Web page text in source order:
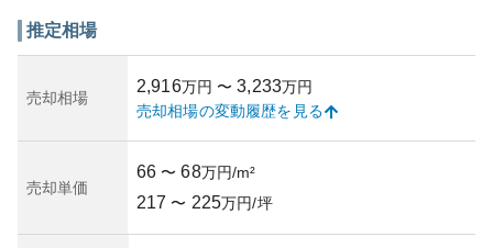
ション偏差値は約50と平均的な水準です。
便性や築年数によって多少変動する可能性があります。流
通価格はおおよそ2,998万円であり、坪単価は208万円／坪
です。
守状態が重要なポイントです。築年数や管理状況が不明な
ため、購入時には詳細な調査が必要です。このような要素
推定相場
売却相場
2,916万円 〜 3,233万円
売却相場の変動履歴を見る
売却単価
66 〜 68万円/m²
217 〜 225万円/坪